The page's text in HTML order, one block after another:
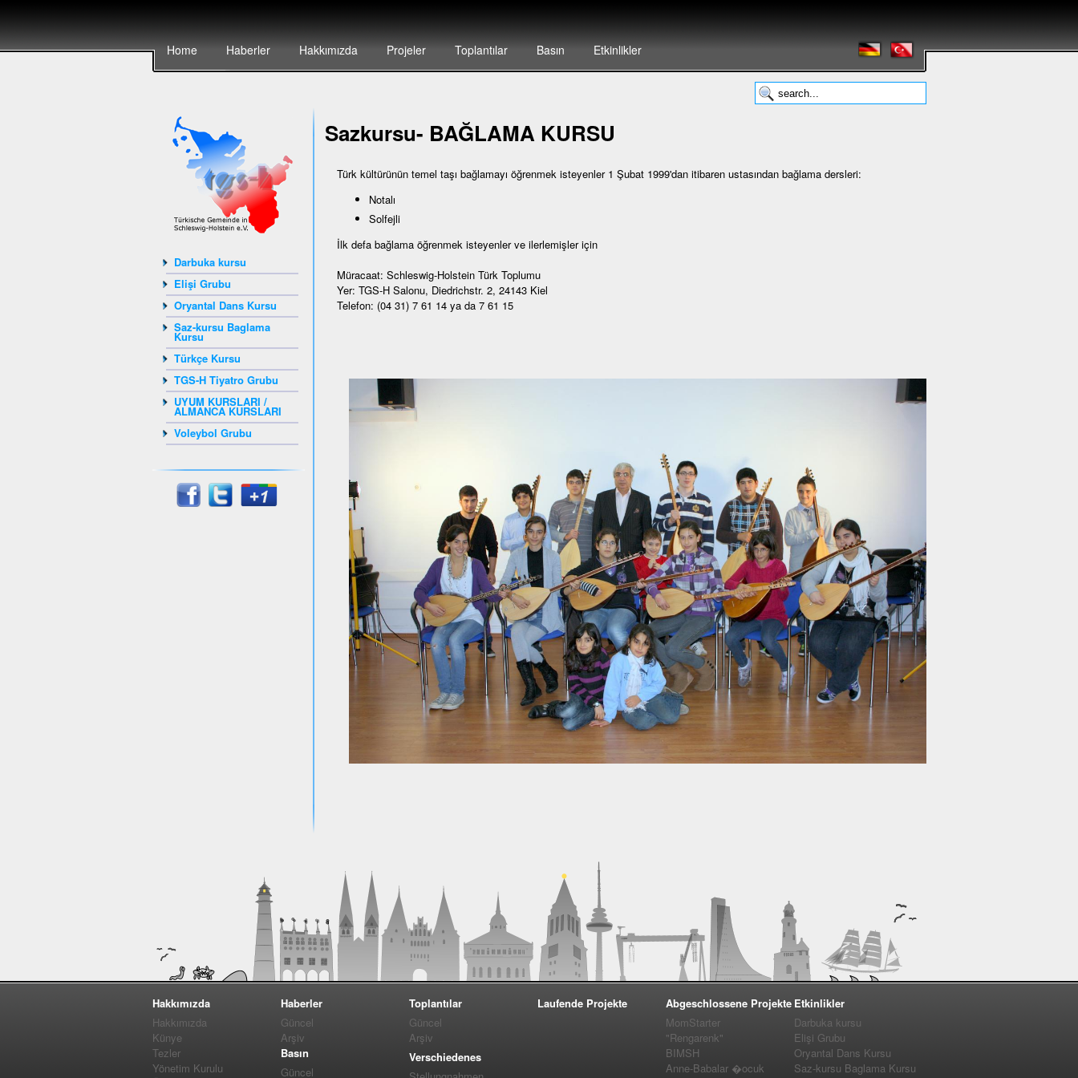
Home Haberler Hakkımızda Projeler Toplantılar Basın Etkinlikler
Darbuka kursu
Elişi Grubu
Oryantal Dans Kursu
Saz-kursu Baglama
Kursu
Türkçe Kursu
TGS-H Tiyatro Grubu
UYUM KURSLARI /
ALMANCA KURSLARI
Voleybol Grubu
Sazkursu- BAĞLAMA KURSU
Türk kültürünün temel taşı bağlamayı öğrenmek isteyenler 1 Şubat 1999'dan itibaren ustasından bağlama dersleri:
Notalı
Solfejli
İlk defa bağlama öğrenmek isteyenler ve ilerlemişler için
Müracaat: Schleswig-Holstein Türk Toplumu
Yer: TGS-H Salonu, Diedrichstr. 2, 24143 Kiel
Telefon: (04 31) 7 61 14 ya da 7 61 15
Hakkımızda
Hakkımızda
Künye
Tezler
Yönetim Kurulu
Haberler
Güncel
Arşiv
Basın
Güncel
Toplantılar
Güncel
Arşiv
Verschiedenes
Laufende Projekte
Abgeschlossene Projekte
MomStarter
"Rengarenk"
BIMSH
Anne-Babalar �ocuk
Etkinlikler
Darbuka kursu
Elişi Grubu
Oryantal Dans Kursu
Saz-kursu Baglama Kursu